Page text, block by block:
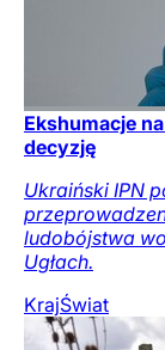
Ekshumacje
decyzję
Ukraiński IPN
ludobójstwa
Ugłach.
KrajŚwiat